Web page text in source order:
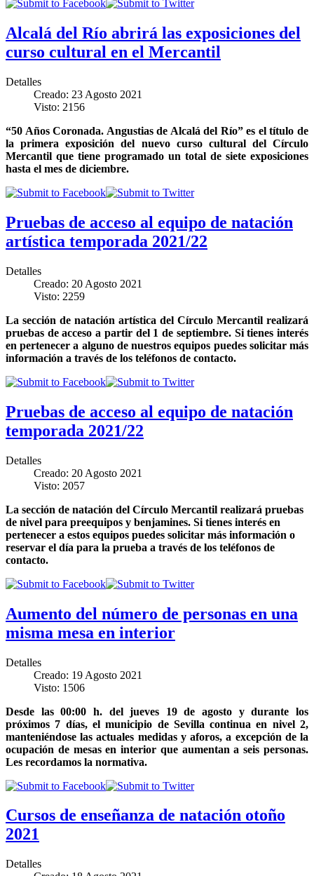
Alcalá del Río abrirá las exposiciones del
curso cultural en el Mercantil
Detalles
Creado: 23 Agosto 2021
Visto: 2156
“50 Años Coronada. Angustias de Alcalá del Río” es el título de
la primera exposición del nuevo curso cultural del Círculo
Mercantil que tiene programado un total de siete exposiciones
hasta el mes de diciembre.
Pruebas de acceso al equipo de natación
artística temporada 2021/22
Detalles
Creado: 20 Agosto 2021
Visto: 2259
La sección de natación artística del Círculo Mercantil realizará
pruebas de acceso a partir del 1 de septiembre. Si tienes interés
en pertenecer a alguno de nuestros equipos puedes solicitar más
información a través de los teléfonos de contacto.
Pruebas de acceso al equipo de natación
temporada 2021/22
Detalles
Creado: 20 Agosto 2021
Visto: 2057
La sección de natación del Círculo Mercantil realizará pruebas
de nivel para preequipos y benjamines. Si tienes interés en
pertenecer a estos equipos puedes solicitar más información o
reservar el día para la prueba a través de los teléfonos de
contacto.
Aumento del número de personas en una
misma mesa en interior
Detalles
Creado: 19 Agosto 2021
Visto: 1506
Desde las 00:00 h. del jueves 19 de agosto y durante los
próximos 7 días, el municipio de Sevilla continua en nivel 2,
manteniéndose las actuales medidas y aforos, a excepción de la
ocupación de mesas en interior que aumentan a seis personas.
Les recordamos la normativa.
Cursos de enseñanza de natación otoño
2021
Detalles